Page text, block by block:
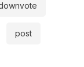
post